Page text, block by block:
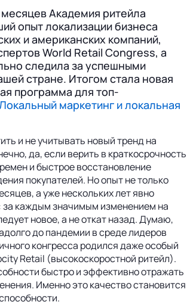
Академия ритейла
опыт локализации бизнеса
и американских компаний,
World Retail Congress, а
следила за успешными
стране. Итогом стала новая
программа для топ-
маркетинг и локальная
и не учитывать новый тренд на
да, если верить в краткосрочность
и быстрое восстановление
покупателей. Но опыт не только
а уже нескольких лет явно
за каждым значимым изменением на
новое, а не откат назад. Думаю,
до пандемии в среде лидеров
конгресса родился даже особый
Retail (высокоскоростной ритейл).
быстро и эффективно отражать
Именно это качество становится